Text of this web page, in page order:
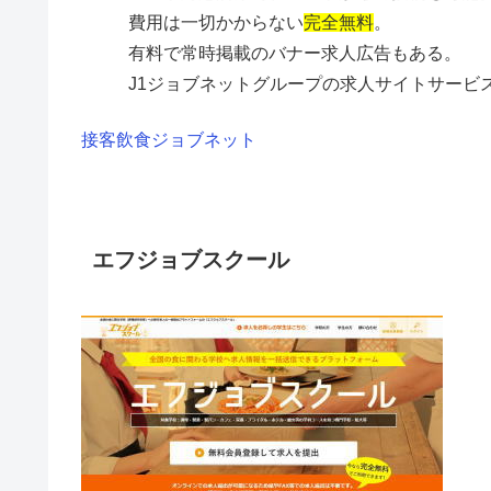
費用は一切かからない完全無料。
有料で常時掲載のバナー求人広告もある。
J1ジョブネットグループの求人サイトサービ
接客飲食ジョブネット
エフジョブスクール